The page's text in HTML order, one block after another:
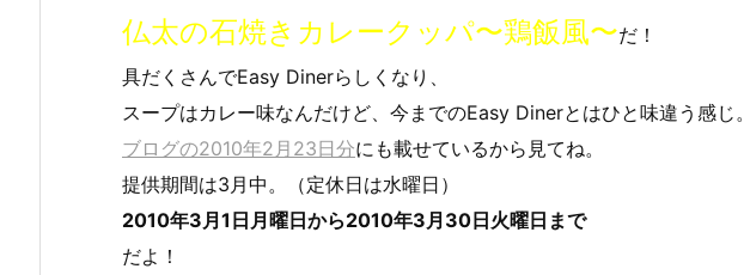
仏太の石焼きカレークッパ〜鶏飯風〜だ！
具だくさんでEasy Dinerらしくなり、
スープはカレー味なんだけど、今までのEasy Dinerとはひと味違う感じ。
ブログの2010年2月23日分にも載せているから見てね。
提供期間は3月中。（定休日は水曜日）
2010年3月1日月曜日から2010年3月30日火曜日まで
だよ！